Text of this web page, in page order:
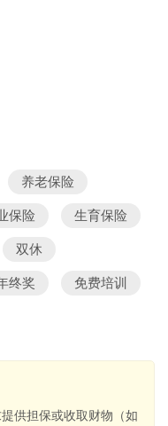
养老保险
保险 生育保险
双休
终奖 免费培训
供担保或收取财物（如